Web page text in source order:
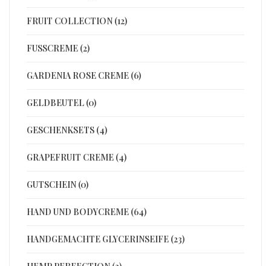
FRUIT COLLECTION (12)
FUSSCREME (2)
GARDENIA ROSE CREME (6)
GELDBEUTEL (0)
GESCHENKSETS (4)
GRAPEFRUIT CREME (4)
GUTSCHEIN (0)
HAND UND BODYCREME (64)
HANDGEMACHTE GLYCERINSEIFE (23)